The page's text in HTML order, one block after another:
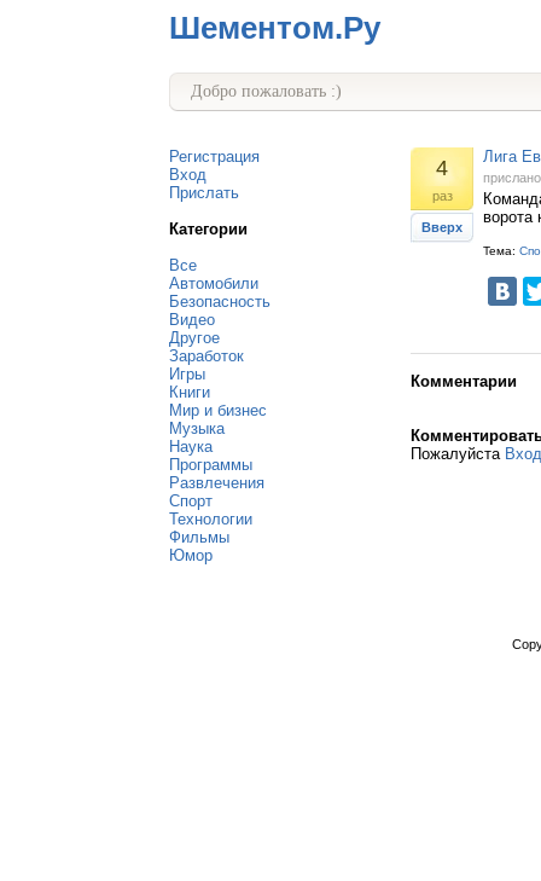
Шементом.Ру
Добро пожаловать :)
Регистрация
Вход
Прислать
Категории
Все
Автомобили
Безопасность
Видео
Другое
Заработок
Игры
Книги
Мир и бизнес
Музыка
Наука
Программы
Развлечения
Спорт
Технологии
Фильмы
Юмор
4
раз
Вверх
Лига
ворота
Тема:
Комментарии
Пожалуйста Вход